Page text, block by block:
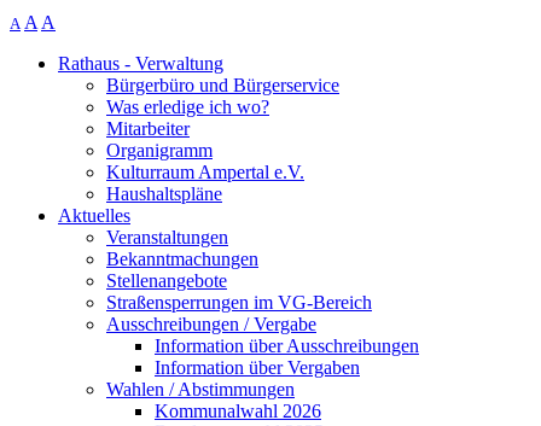
A A A
Rathaus - Verwaltung
Bürgerbüro und Bürgerservice
Was erledige ich wo?
Mitarbeiter
Organigramm
Kulturraum Ampertal e.V.
Haushaltspläne
Aktuelles
Veranstaltungen
Bekanntmachungen
Stellenangebote
Straßensperrungen im VG-Bereich
Ausschreibungen / Vergabe
Information über Ausschreibungen
Information über Vergaben
Wahlen / Abstimmungen
Kommunalwahl 2026